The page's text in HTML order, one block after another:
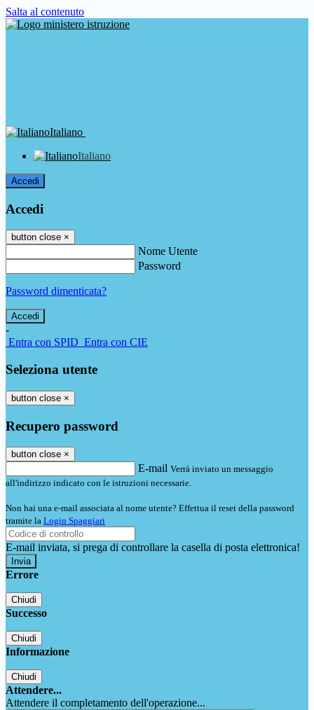
Salta al contenuto
Italiano
Italiano
Accedi
Accedi
button close ×
Nome Utente
Password
Password dimenticata?
-
Entra con SPID Entra con CIE
Seleziona utente
button close ×
Recupero password
button close ×
E-mail Verrà inviato un messaggio
all'indirizzo indicato con le istruzioni necessarie.
Non hai una e-mail associata al nome utente? Effettua il reset della password
tramite la Login Spaggiari
E-mail inviata, si prega di controllare la casella di posta elettronica!
Errore
Chiudi
Successo
Chiudi
Informazione
Chiudi
Attendere...
Attendere il completamento dell'operazione...